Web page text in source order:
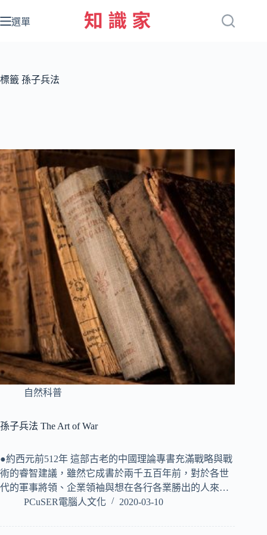
至
容
選單
標籤 孫子兵法
自然科普
孫子兵法 The Art of War
●約西元前512年 這部古老的中國理論專書充滿戰略與戰
術的睿智建議，雖然它成書於兩千五百年前，對於各世
代的軍事將領、企業領袖與想在各行各業勝出的人來…
PCuSER電腦人文化
2020-03-10